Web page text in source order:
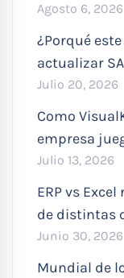
Agosto 6, 2026
¿Porqué
actualizar
Julio 20, 2026
Como
empresa
Julio 13, 2026
ERP vs
de distintas
Junio 30, 2026
Mundial de